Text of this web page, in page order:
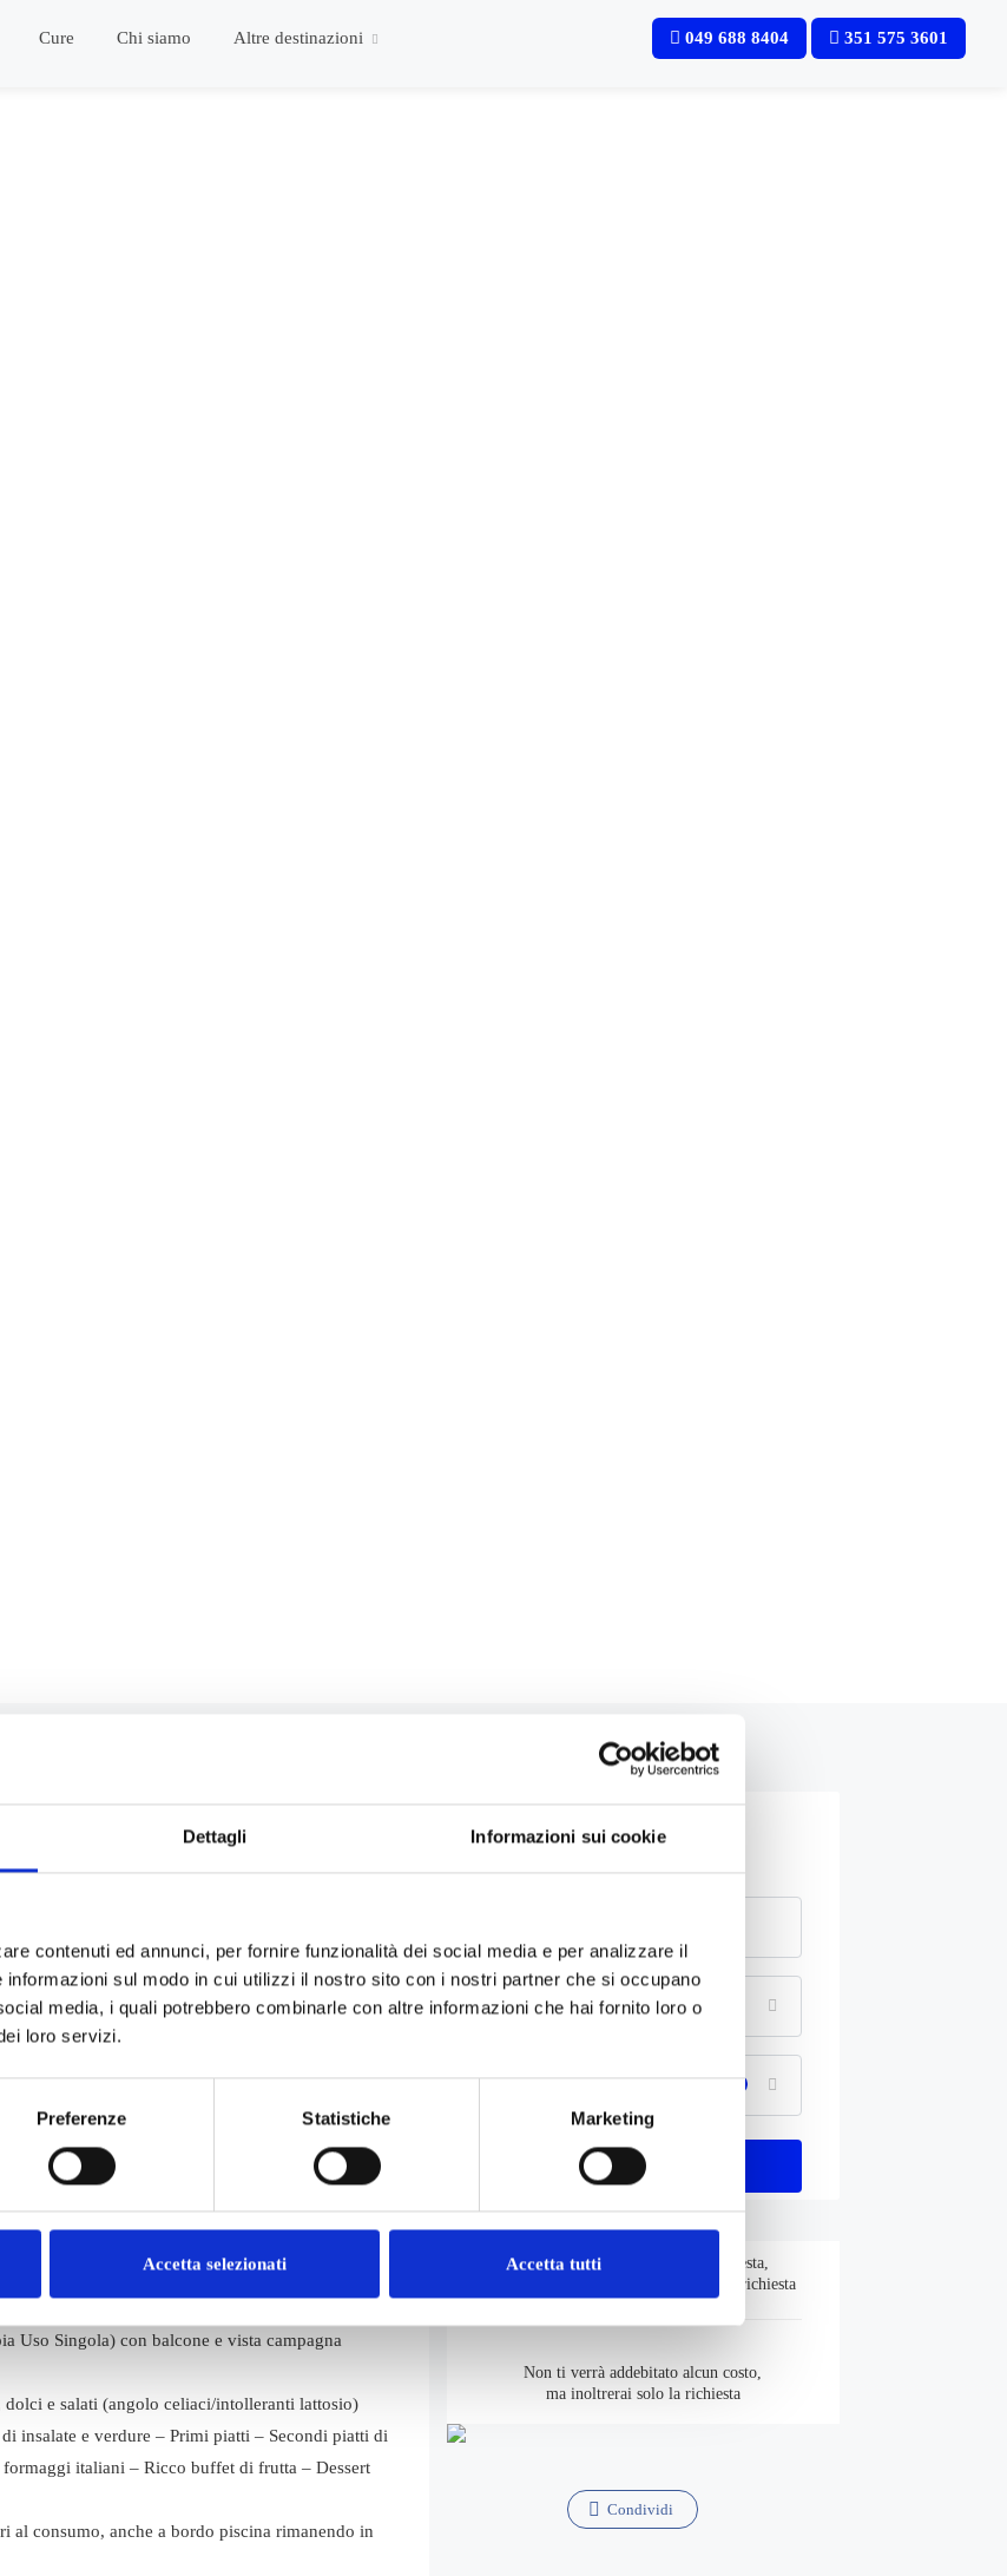
Dettagli Informazioni sui cookie
contenuti ed annunci, per fornire funzionalità dei social media e per analizzare il
sul modo in cui utilizzi il nostro sito con i nostri partner che si occupano
media, i quali potrebbero combinarle con altre informazioni che hai fornito loro o
loro servizi.
Preferenze Statistiche Marketing
Accetta selezionati Accetta tutti
Cure Chi siamo Altre destinazioni 049 688 8404 351 575 3601
con le famose cure termali di Abano e
di 7 notti con 6 fanghi e bagni termali con
Singola OMAGGIO! Imperdibile!
Uso Singola) con balcone e vista campagna
e salati (angolo celiaci/intolleranti lattosio)
insalate e verdure – Primi piatti – Secondi piatti di
italiani – Ricco buffet di frutta – Dessert
al consumo, anche a bordo piscina rimanendo in
Verifica disponibilità
Ospiti 1
Servizi extra e supplementi 0
Procedi
Tariffe bambini e ragazzi su richiesta,
specificalo durante la conferma della richiesta
Non ti verrà addebitato alcun costo,
ma inoltrerai solo la richiesta
Condividi